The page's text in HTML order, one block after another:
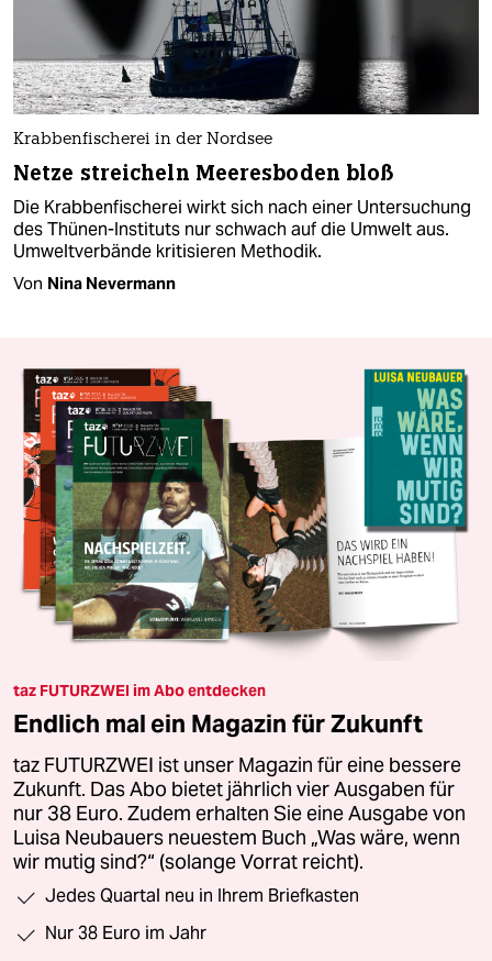
Krabbenfischerei in der Nordsee
Netze streicheln Meeresboden bloß
Die Krabbenfischerei wirkt sich nach einer Untersuchung
des Thünen-Instituts nur schwach auf die Umwelt aus.
Umweltverbände kritisieren Methodik.
Von Nina Nevermann
taz FUTURZWEI im Abo entdecken
Endlich mal ein Magazin für Zukunft
taz FUTURZWEI ist unser Magazin für eine bessere
Zukunft. Das Abo bietet jährlich vier Ausgaben für
nur 38 Euro. Zudem erhalten Sie eine Ausgabe von
Luisa Neubauers neuestem Buch „Was wäre, wenn
wir mutig sind?“ (solange Vorrat reicht).
Jedes Quartal neu in Ihrem Briefkasten
Nur 38 Euro im Jahr